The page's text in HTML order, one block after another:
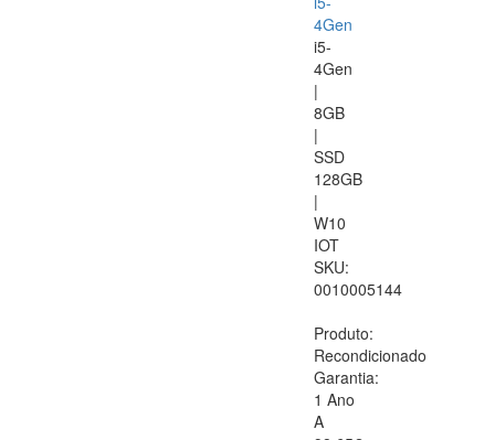
4Gen
i5-
4Gen
|
8GB
|
SSD
128GB
|
W10
IOT
SKU:
0010005144
Produto:
Recondicionado
Garantia:
1 Ano
A